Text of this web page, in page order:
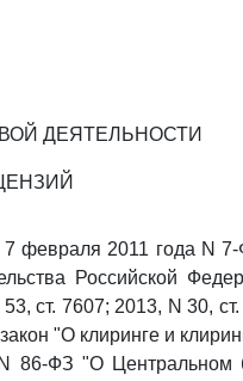
ДЕЯТЕЛЬНОСТИ
7 февраля 2011 года N
Российской
ст. 7607; 2013, N 30,
"О клиринге и
86-ФЗ "О Центральном